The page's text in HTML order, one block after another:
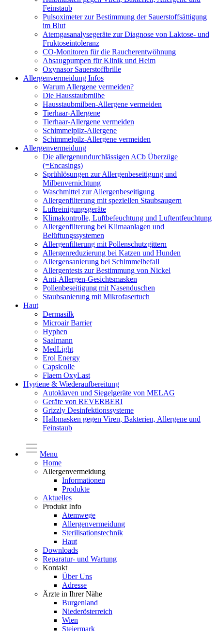
Feinstaub
Pulsoximeter zur Bestimmung der Sauerstoffsättigung
im Blut
Atemgasanalysegeräte zur Diagnose von Laktose- und
Fruktoseintoleranz
CO-Monitoren für die Raucherentwöhnung
Absaugpumpen für Klinik und Heim
Oxynasor Sauerstoffbrille
Allergenvermeidung Infos
Warum Allergene vermeiden?
Die Hausstaubmilbe
Hausstaubmilben-Allergene vermeiden
Tierhaar-Allergene
Tierhaar-Allergene vermeiden
Schimmelpilz-Allergene
Schimmelpilz-Allergene vermeiden
Allergenvermeidung
Die allergenundurchlässigen ACb Überzüge
(=Encasings)
Sprühlösungen zur Allergenbeseitigung und
Milbenvernichtung
Waschmittel zur Allergenbeseitigung
Allergenfilterung mit speziellen Staubsaugern
Luftreinigungsgeräte
Klimakontrolle, Luftbefeuchtung und Luftentfeuchtung
Allergenfilterung bei Klimaanlagen und
Belüftungssystemen
Allergenfilterung mit Pollenschutzgittern
Allergenreduzierung bei Katzen und Hunden
Allergensanierung bei Schimmelbefall
Allergentests zur Bestimmung von Nickel
Anti-Allergen-Gesichtsmasken
Pollenbeseitigung mit Nasenduschen
Staubsanierung mit Mikrofasertuch
Haut
Dermasilk
Microair Barrier
Hyphen
Saalmann
MedLight
Erol Energy
Capsicolle
Flaem OxyLast
Hygiene & Wiederaufbereitung
Autoklaven und Siegelgeräte von MELAG
Geräte von REVERBERI
Grizzly Desinfektionssysteme
Halbmasken gegen Viren, Bakterien, Allergene und
Feinstaub
Menu
Home
Allergenvermeidung
Informationen
Produkte
Aktuelles
Produkt Info
Atemwege
Allergenvermeidung
Sterilisationstechnik
Haut
Downloads
Reparatur- und Wartung
Kontakt
Über Uns
Adresse
Ärzte in Ihrer Nähe
Burgenland
Niederösterreich
Wien
Steiermark